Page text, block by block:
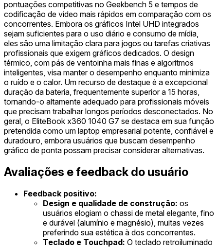
pontuações competitivas no Geekbench 5 e tempos de
codificação de vídeo mais rápidos em comparação com os
concorrentes. Embora os gráficos Intel UHD integrados
sejam suficientes para o uso diário e consumo de mídia,
eles são uma limitação clara para jogos ou tarefas criativas
profissionais que exigem gráficos dedicados. O design
térmico, com pás de ventoinha mais finas e algoritmos
inteligentes, visa manter o desempenho enquanto minimiza
o ruído e o calor. Um recurso de destaque é a excepcional
duração da bateria, frequentemente superior a 15 horas,
tornando-o altamente adequado para profissionais móveis
que precisam trabalhar longos períodos desconectados. No
geral, o EliteBook x360 1040 G7 se destaca em sua função
pretendida como um laptop empresarial potente, confiável e
duradouro, embora usuários que buscam desempenho
gráfico de ponta possam precisar considerar alternativas.
Avaliações e feedback do usuário
Feedback positivo:
Design e qualidade de construção: os
usuários elogiam o chassi de metal elegante, fino
e durável (alumínio e magnésio), muitas vezes
preferindo sua estética à dos concorrentes.
Teclado e Touchpad: O teclado retroiluminado